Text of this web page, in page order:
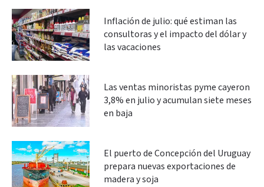
Inflación de julio: qué estiman las
consultoras y el impacto del dólar y
las vacaciones
Las ventas minoristas pyme cayeron
3,8% en julio y acumulan siete meses
en baja
El puerto de Concepción del Uruguay
prepara nuevas exportaciones de
madera y soja